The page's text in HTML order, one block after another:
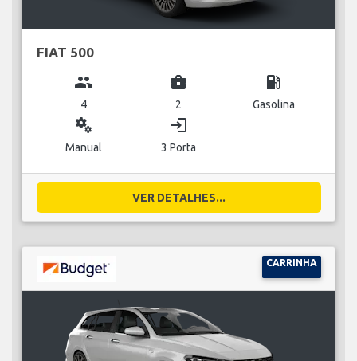
FIAT 500
group
4
business_center
2
local_gas_station
Gasolina
miscellaneous_services
Manual
login
3 Porta
VER DETALHES...
CARRINHA